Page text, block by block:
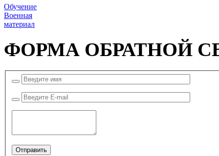
Обучение
Военная
материал
ФОРМА ОБРАТНОЙ